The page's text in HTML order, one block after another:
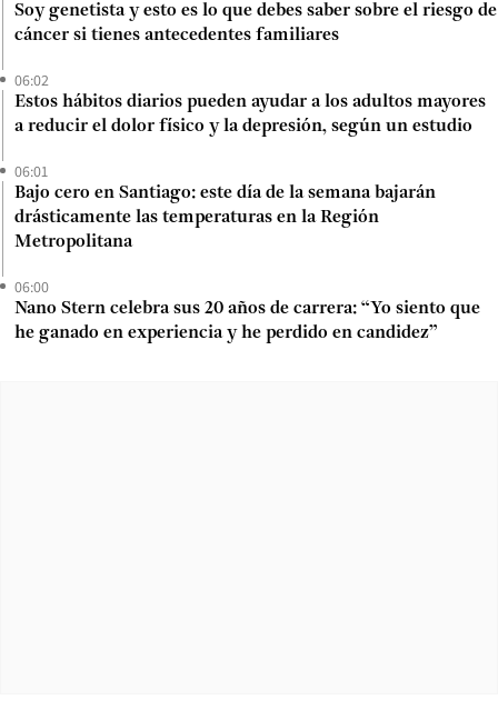
Soy genetista y esto es lo que debes saber sobre el riesgo de
cáncer si tienes antecedentes familiares
06:02
Estos hábitos diarios pueden ayudar a los adultos mayores
a reducir el dolor físico y la depresión, según un estudio
06:01
Bajo cero en Santiago: este día de la semana bajarán
drásticamente las temperaturas en la Región
Metropolitana
06:00
Nano Stern celebra sus 20 años de carrera: “Yo siento que
he ganado en experiencia y he perdido en candidez”